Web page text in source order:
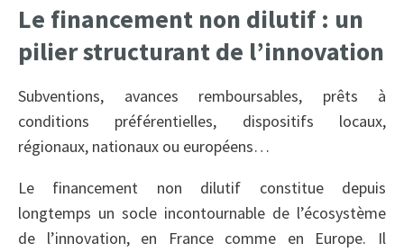
Le financement non dilutif : un
pilier structurant de l’innovation
Subventions, avances remboursables, prêts à
conditions préférentielles, dispositifs locaux,
régionaux, nationaux ou européens…
Le financement non dilutif constitue depuis
longtemps un socle incontournable de l’écosystème
de l’innovation, en France comme en Europe. Il